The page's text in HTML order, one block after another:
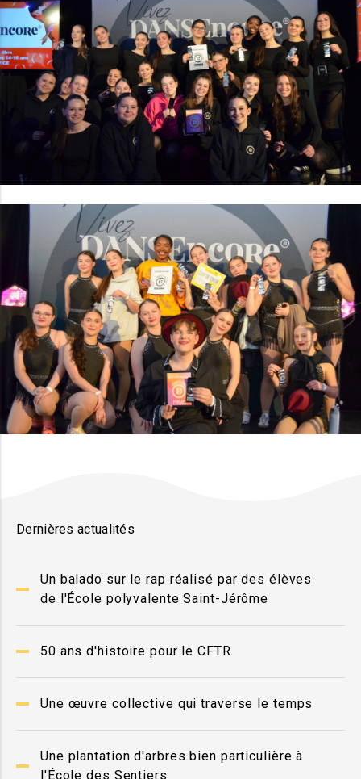
Dernières actualités
Un balado sur le rap réalisé par des élèves
de l'École polyvalente Saint-Jérôme
50 ans d'histoire pour le CFTR
Une œuvre collective qui traverse le temps
Une plantation d'arbres bien particulière à
l'École des Sentiers